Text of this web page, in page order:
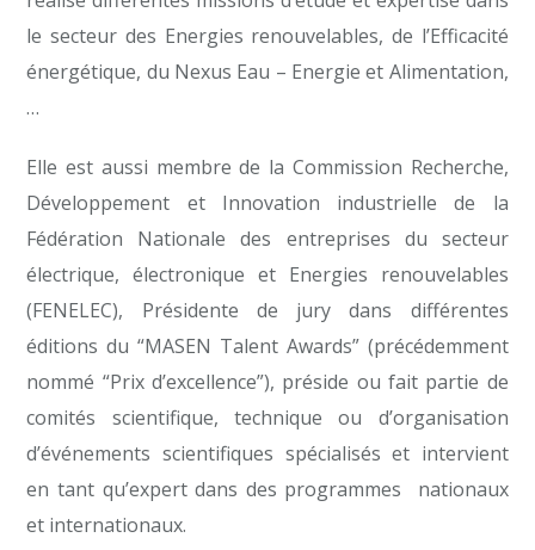
le secteur des Energies renouvelables, de l’Efficacité
énergétique, du Nexus Eau – Energie et Alimentation,
…
Elle est aussi membre de la Commission Recherche,
Développement et Innovation industrielle de la
Fédération Nationale des entreprises du secteur
électrique, électronique et Energies renouvelables
(FENELEC), Présidente de jury dans différentes
éditions du “MASEN Talent Awards” (précédemment
nommé “Prix d’excellence”), préside ou fait partie de
comités scientifique, technique ou d’organisation
d’événements scientifiques spécialisés et intervient
en tant qu’expert dans des programmes nationaux
et internationaux.